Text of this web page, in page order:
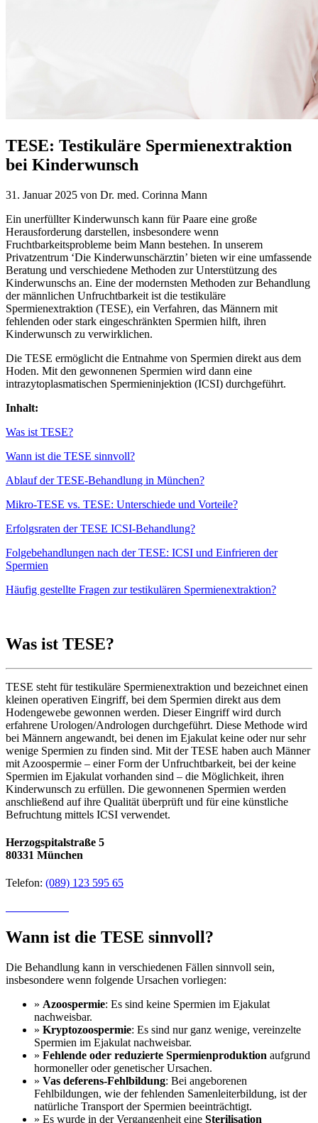
TESE: Testikuläre Spermienextraktion
bei Kinderwunsch
31. Januar 2025 von Dr. med. Corinna Mann
Ein unerfüllter Kinderwunsch kann für Paare eine große
Herausforderung darstellen, insbesondere wenn
Fruchtbarkeitsprobleme beim Mann bestehen. In unserem
Privatzentrum ‘Die Kinderwunschärztin’ bieten wir eine umfassende
Beratung und verschiedene Methoden zur Unterstützung des
Kinderwunschs an. Eine der modernsten Methoden zur Behandlung
der männlichen Unfruchtbarkeit ist die testikuläre
Spermienextraktion (TESE), ein Verfahren, das Männern mit
fehlenden oder stark eingeschränkten Spermien hilft, ihren
Kinderwunsch zu verwirklichen.
Die TESE ermöglicht die Entnahme von Spermien direkt aus dem
Hoden. Mit den gewonnenen Spermien wird dann eine
intrazytoplasmatischen Spermieninjektion (ICSI) durchgeführt.
Inhalt:
Was ist TESE?
Wann ist die TESE sinnvoll?
Ablauf der TESE-Behandlung in München?
Mikro-TESE vs. TESE: Unterschiede und Vorteile?
Erfolgsraten der TESE ICSI-Behandlung?
Folgebehandlungen nach der TESE: ICSI und Einfrieren der
Spermien
Häufig gestellte Fragen zur testikulären Spermienextraktion?
Was ist TESE?
TESE steht für testikuläre Spermienextraktion und bezeichnet einen
kleinen operativen Eingriff, bei dem Spermien direkt aus dem
Hodengewebe gewonnen werden. Dieser Eingriff wird durch
erfahrene Urologen/Andrologen durchgeführt. Diese Methode wird
bei Männern angewandt, bei denen im Ejakulat keine oder nur sehr
wenige Spermien zu finden sind. Mit der TESE haben auch Männer
mit Azoospermie – einer Form der Unfruchtbarkeit, bei der keine
Spermien im Ejakulat vorhanden sind – die Möglichkeit, ihren
Kinderwunsch zu erfüllen. Die gewonnenen Spermien werden
anschließend auf ihre Qualität überprüft und für eine künstliche
Befruchtung mittels ICSI verwendet.
Herzogspitalstraße 5
80331 München
Telefon: (089) 123 595 65
Wann ist die TESE sinnvoll?
Die Behandlung kann in verschiedenen Fällen sinnvoll sein,
insbesondere wenn folgende Ursachen vorliegen:
» Azoospermie: Es sind keine Spermien im Ejakulat
nachweisbar.
» Kryptozoospermie: Es sind nur ganz wenige, vereinzelte
Spermien im Ejakulat nachweisbar.
» Fehlende oder reduzierte Spermienproduktion aufgrund
hormoneller oder genetischer Ursachen.
» Vas deferens-Fehlbildung: Bei angeborenen
Fehlbildungen, wie der fehlenden Samenleiterbildung, ist der
natürliche Transport der Spermien beeinträchtigt.
» Es wurde in der Vergangenheit eine Sterilisation